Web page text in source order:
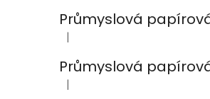
Hodnocení produktu je 5 z
|
Hodnocení produktu je 5 z
|